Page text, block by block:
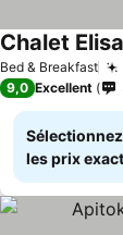
Bed & Breakfast
Chalet
9,0 Excellent
les prix